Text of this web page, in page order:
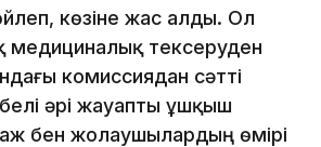
көзіне жас алды. Ол
медициналық тексеруден
комиссиядан сәтті
әрі жауапты ұшқыш
бен жолаушылардың өмірі